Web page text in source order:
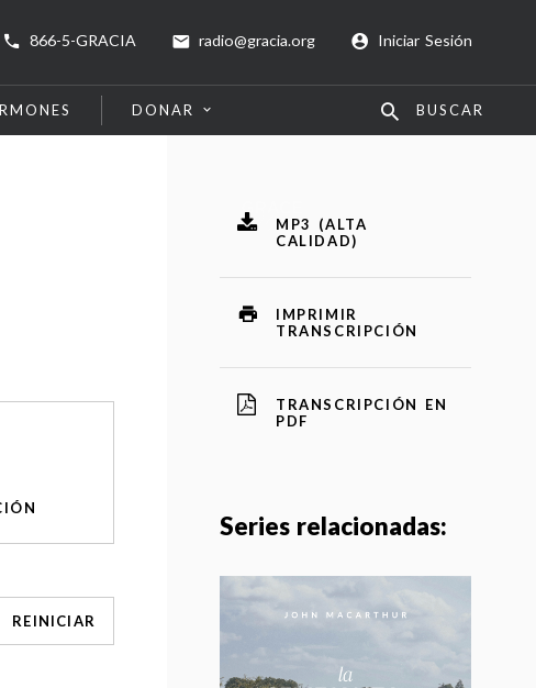
866-5-GRACIA radio@gracia.org Iniciar Sesión
DONAR BUSCAR
REINICIAR
MP3 (ALTA
CALIDAD)
IMPRIMIR
TRANSCRIPCIÓN
TRANSCRIPCIÓN EN
PDF
Series relacionadas: